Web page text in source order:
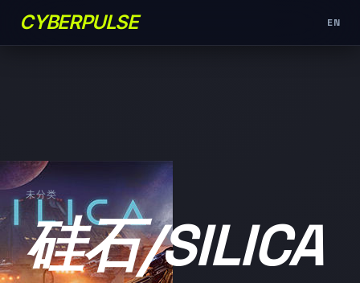
CYBERPULSE EN
未分类
硅石/SILICA